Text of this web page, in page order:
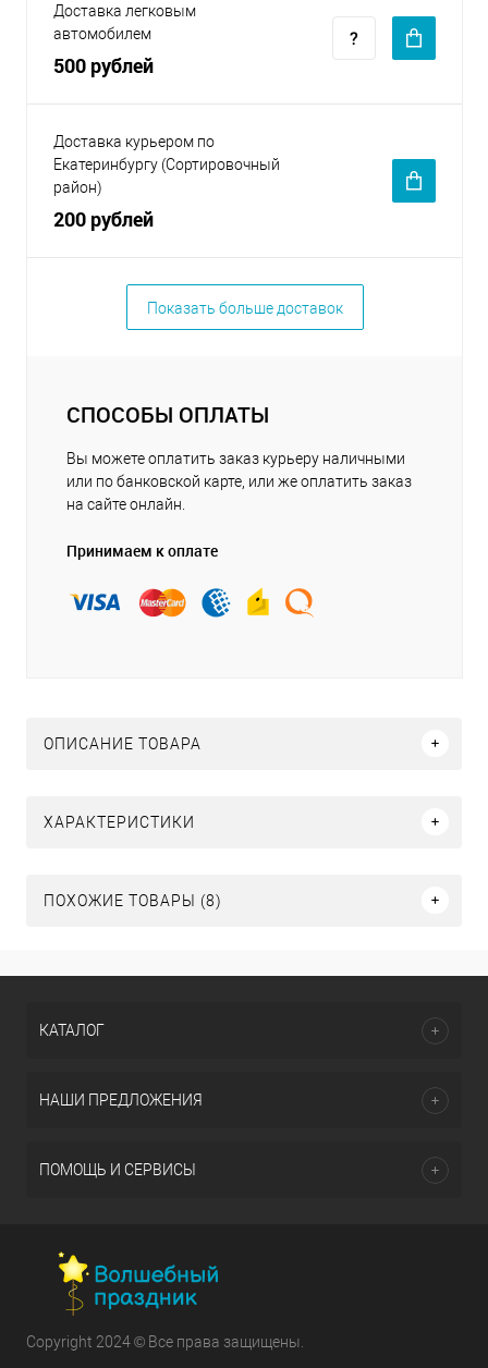
Доставка легковым
автомобилем
500 рублей
Доставка курьером по
Екатеринбургу (Сортировочный
район)
200 рублей
Показать больше доставок
СПОСОБЫ ОПЛАТЫ
Вы можете оплатить заказ курьеру наличными
или по банковской карте, или же оплатить заказ
на сайте онлайн.
Принимаем к оплате
ОПИСАНИЕ ТОВАРА
ХАРАКТЕРИСТИКИ
ПОХОЖИЕ ТОВАРЫ (8)
КАТАЛОГ
НАШИ ПРЕДЛОЖЕНИЯ
ПОМОЩЬ И СЕРВИСЫ
Copyright 2024 © Все права защищены.